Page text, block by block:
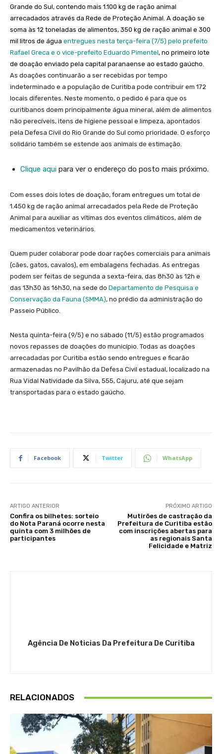
Grande do Sul, contendo mais 1.100 kg de ração animal
arrecadados através da Rede de Proteção Animal. A doação se
soma às 12 toneladas de alimentos, 350 kg de ração animal e 300
mil litros de água entregues nesta terça-feira (7/5) pelo prefeito
Rafael Greca e o vice-prefeito Eduardo Pimentel, no primeiro lote
de doação enviado pela capital paranaense ao estado gaúcho.
As doações continuarão a ser recebidas por tempo
indeterminado e a população de Curitiba pode contribuir em 172
locais diferentes. Neste momento, o pedido é para que os
curitibanos doem principalmente água mineral, além de alimentos
não perecíveis, itens de higiene pessoal e limpeza, apontados
pela Defesa Civil do Rio Grande do Sul como prioridade. O esforço
solidário também se estende aos animais de estimação.
Clique aqui para ver o endereço do posto mais próximo.
Com esses dois lotes de doação, foram entregues um total de
1.450 kg de ração animal arrecadados pela Rede de Proteção
Animal para auxiliar as vítimas dos eventos climáticos, além de
medicamentos veterinários.
Quem puder colaborar pode doar rações comerciais para animais
(cães, gatos, cavalos), em embalagens fechadas. As entregas
podem ser feitas de segunda a sexta-feira, das 8h30 às 12h e
das 13h30 às 16h30, na sede do Departamento de Pesquisa e
Conservação da Fauna (SMMA), no prédio da administração do
Passeio Público.
Nesta quinta-feira (9/5) e no sábado (11/5) estão programados
novos repasses de doações do município. Todas as doações
arrecadadas por Curitiba estão sendo entregues e ficarão
armazenadas no Pavilhão da Defesa Civil estadual, localizado na
Rua Vidal Natividade da Silva, 555, Cajuru, até que sejam
transportadas para o estado gaúcho.
Facebook Twitter WhatsApp
ARTIGO ANTERIOR
Confira os bilhetes: sorteio
do Nota Paraná ocorre nesta
quinta com 3 milhões de
participantes
PRÓXIMO ARTIGO
Mutirões de castração da
Prefeitura de Curitiba estão
com inscrições abertas para
as regionais Santa
Felicidade e Matriz
Agência De Noticias Da Prefeitura De Curitiba
RELACIONADOS